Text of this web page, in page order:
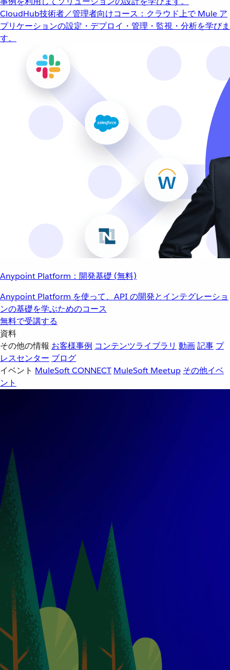
CloudHub技術者／管理者向けコース：クラウド上で Mule ア
プリケーションの設定・デプロイ・管理・監視・分析を学びま
す。
Anypoint Platform：開発基礎 (無料)
Anypoint Platform を使って、API の開発とインテグレーショ
ンの基礎を学ぶためのコース
無料で受講する
資料
その他の情報 お客様事例 コンテンツライブラリ 動画記事 プ
レスセンター ブログ
イベント MuleSoft CONNECT MuleSoft Meetup その他イベ
ント